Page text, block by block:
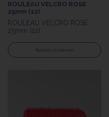
ROULEAU VELCRO ROSE
25mm (12)
ROULEAU VELCRO ROSE
25mm (12)
Ajouter au panier